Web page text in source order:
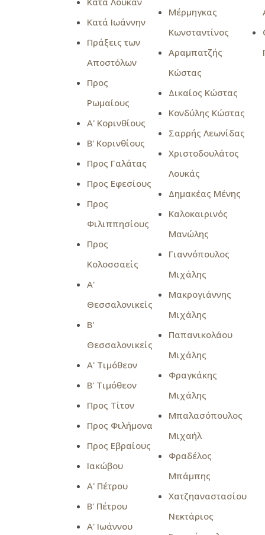
Κατά Ιωάννην
Πράξεις των
Αποστόλων
Προς
Ρωμαίους
Α' Κορινθίους
Β' Κορινθίους
Προς Γαλάτας
Προς Εφεσίους
Προς
Φιλιππησίους
Προς
Κολοσσαείς
Α'
Θεσσαλονικείς
Β'
Θεσσαλονικείς
Α' Τιμόθεον
Β' Τιμόθεον
Προς Τίτον
Προς Φιλήμονα
Προς Εβραίους
Ιακώβου
Α' Πέτρου
Β' Πέτρου
Α' Ιωάννου
Μέρμηγκας
Κωνσταντίνος
Αραμπατζής
Κώστας
Δικαίος Κώστας
Κονδύλης Κώστας
Σαρρής Λεωνίδας
Χριστοδουλάτος
Λουκάς
Δημακέας Μένης
Καλοκαιρινός
Μανώλης
Γιαννόπουλος
Μιχάλης
Μακρογιάννης
Μιχάλης
Παπανικολάου
Μιχάλης
Φραγκάκης
Μιχάλης
Μπαλασόπουλος
Μιχαήλ
Φραδέλος
Μπάμπης
Χατζηαναστασίου
Νεκτάριος